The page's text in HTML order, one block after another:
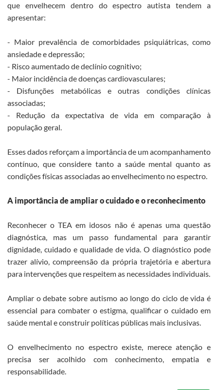
que envelhecem dentro do espectro autista tendem a
apresentar:
- Maior prevalência de comorbidades psiquiátricas, como
ansiedade e depressão;
- Risco aumentado de declínio cognitivo;
- Maior incidência de doenças cardiovasculares;
- Disfunções metabólicas e outras condições clínicas
associadas;
- Redução da expectativa de vida em comparação à
população geral.
Esses dados reforçam a importância de um acompanhamento
contínuo, que considere tanto a saúde mental quanto as
condições físicas associadas ao envelhecimento no espectro.
A importância de ampliar o cuidado e o reconhecimento
Reconhecer o TEA em idosos não é apenas uma questão
diagnóstica, mas um passo fundamental para garantir
dignidade, cuidado e qualidade de vida. O diagnóstico pode
trazer alívio, compreensão da própria trajetória e abertura
para intervenções que respeitem as necessidades individuais.
Ampliar o debate sobre autismo ao longo do ciclo de vida é
essencial para combater o estigma, qualificar o cuidado em
saúde mental e construir políticas públicas mais inclusivas.
O envelhecimento no espectro existe, merece atenção e
precisa ser acolhido com conhecimento, empatia e
responsabilidade.